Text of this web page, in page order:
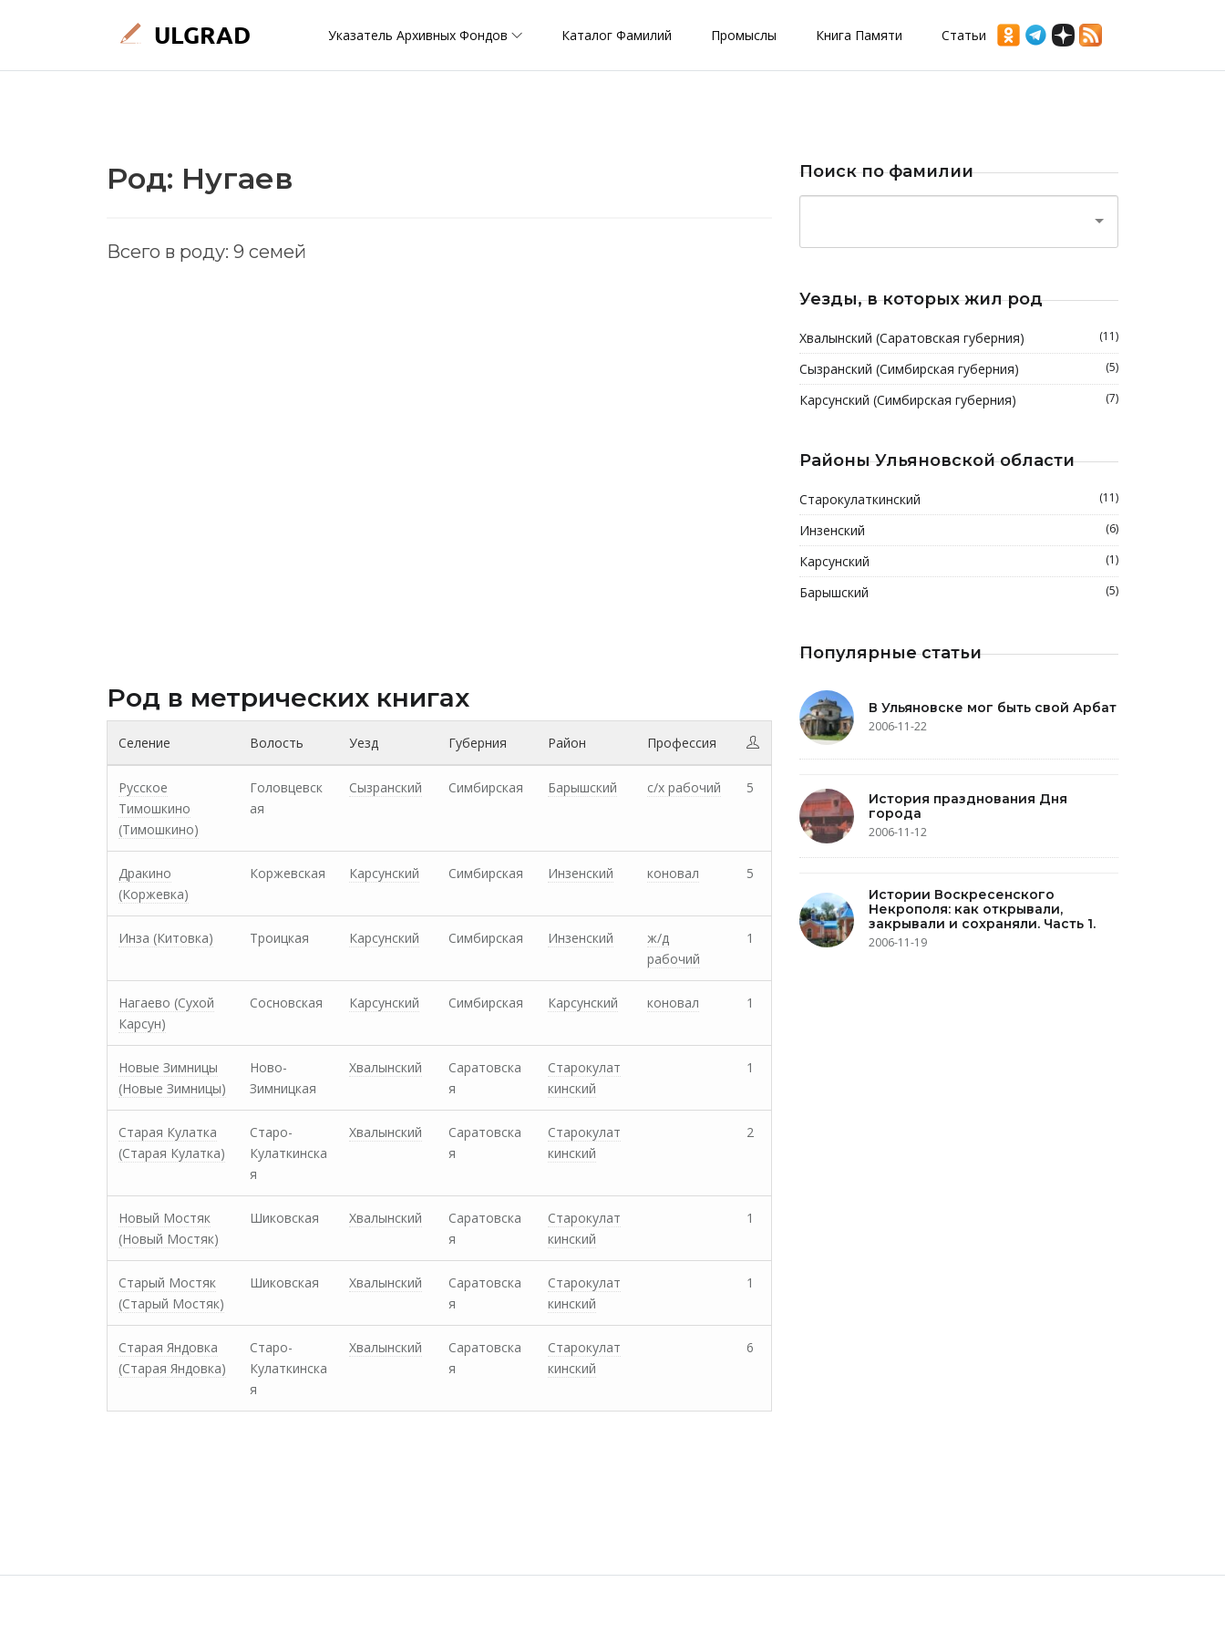
Указатель Архивных Фондов Каталог Фамилий Промыслы Книга Памяти Статьи
Род: Нугаев
Всего в роду: 9 семей
Род в метрических книгах
Селение Волость Уезд Губерния Район Профессия
Русское
Тимошкино
(Тимошкино)
Головцевск
ая
Сызранский Симбирская Барышский с/х рабочий 5
Дракино
(Коржевка)
Коржевская Карсунский Симбирская Инзенский коновал 5
Инза (Китовка) Троицкая Карсунский Симбирская Инзенский
ж/д
рабочий
1
Нагаево (Сухой
Карсун)
Сосновская Карсунский Симбирская Карсунский коновал 1
Новые Зимницы
(Новые Зимницы)
Ново-
Зимницкая
Хвалынский
Саратовска
я
Старокулат
кинский
1
Старая Кулатка
(Старая Кулатка)
Старо-
Кулаткинска
я
Хвалынский
Саратовска
я
Старокулат
кинский
2
Новый Мостяк
(Новый Мостяк)
Шиковская Хвалынский
Саратовска
я
Старокулат
кинский
1
Старый Мостяк
(Старый Мостяк)
Шиковская Хвалынский
Саратовска
я
Старокулат
кинский
1
Старая Яндовка
(Старая Яндовка)
Старо-
Кулаткинска
я
Хвалынский
Саратовска
я
Старокулат
кинский
6
Поиск по фамилии
Уезды, в которых жил род
Хвалынский (Саратовская губерния) (11)
Сызранский (Симбирская губерния) (5)
Карсунский (Симбирская губерния) (7)
Районы Ульяновской области
Старокулаткинский (11)
Инзенский (6)
Карсунский (1)
Барышский (5)
Популярные статьи
В Ульяновске мог быть свой Арбат
2006-11-22
История празднования Дня
города
2006-11-12
Истории Воскресенского
Некрополя: как открывали,
закрывали и сохраняли. Часть 1.
2006-11-19